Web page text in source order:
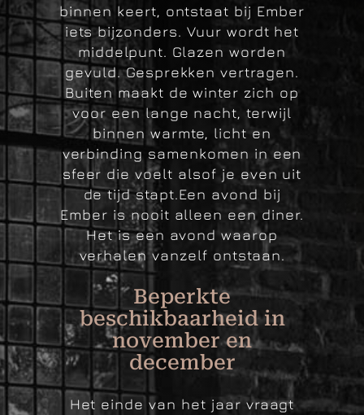
Contact
binnen keert, ontstaat bij Ember
iets bijzonders. Vuur wordt het
middelpunt. Glazen worden
gevuld. Gesprekken vertragen.
Buiten maakt de winter zich op
voor een lange nacht, terwijl
binnen warmte, licht en
verbinding samenkomen in een
sfeer die voelt alsof je even uit
de tijd stapt.Een avond bij
Ember is nooit alleen een diner.
Het is een avond waarop
verhalen vanzelf ontstaan.
Beperkte
beschikbaarheid in
november en
december
Het einde van het jaar vraagt